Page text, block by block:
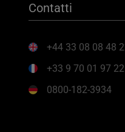
Contatti
+44 33 08 08 48
+33 9 70 01 97 22
0800-182-3934